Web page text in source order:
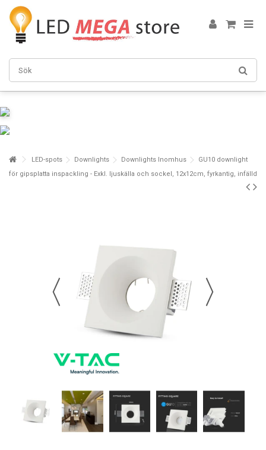
LED-spots Downlights Downlights Inomhus
GU10 downlight
för gipsplatta inspackling - Exkl. ljuskälla och sockel, 12x12cm, fyrkantig, infälld